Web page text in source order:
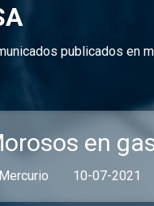
publicados en
en
10-07-2021